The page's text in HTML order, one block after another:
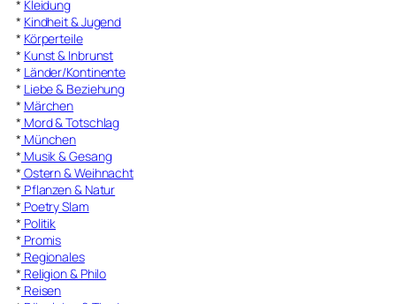
* Kleidung
* Kindheit & Jugend
* Körperteile
* Kunst & Inbrunst
* Länder/Kontinente
* Liebe & Beziehung
* Märchen
* Mord & Totschlag
* München
* Musik & Gesang
* Ostern & Weihnacht
* Pflanzen & Natur
* Poetry Slam
* Politik
* Promis
* Regionales
* Religion & Philo
* Reisen